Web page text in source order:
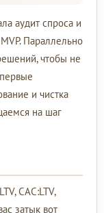
аудит спроса и
Параллельно
чтобы не
и чистка
на шаг
CAC:LTV,
затык вот